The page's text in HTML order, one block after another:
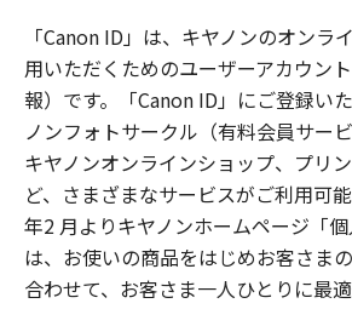
「Canon ID」は、キヤノンのオンラ
用いただくためのユーザーアカウン
報）です。「Canon ID」にご登録い
ノンフォトサークル（有料会員サービ
キヤノンオンラインショップ、プリ
ど、さまざまなサービスがご利用可
年2 月よりキヤノンホームページ「
は、お使いの商品をはじめお客さま
合わせて、お客さま一人ひとりに最